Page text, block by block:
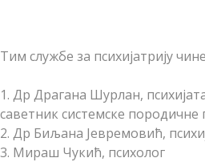
Тим службе за психијатрију
1. Др Драгана Шурлан,
саветник системске породичне
2. Др Биљана Јевремовић,
3. Мираш Чукић, психолог